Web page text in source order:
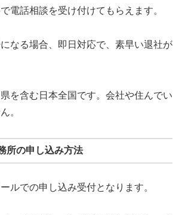
電話相談を受け付けてもらえます。
なる場合、即日対応で、素早い退社が
を含む日本全国です。会社や住んでい
。
所の申し込み方法
ルでの申し込み受付となります。